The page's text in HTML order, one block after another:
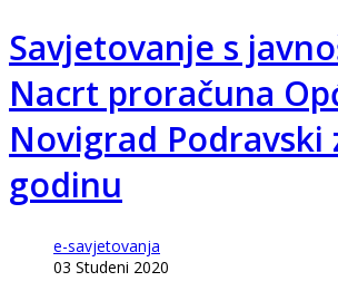
Savjetovanje s
Nacrt proračuna
Novigrad Podravski
godinu
e-savjetovanja
03 Studeni 2020